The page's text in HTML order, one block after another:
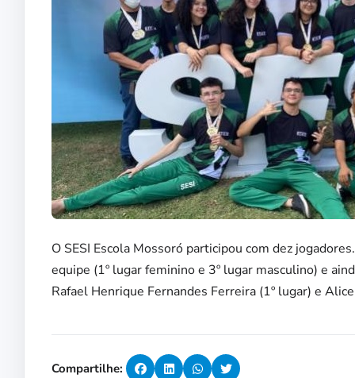
O SESI Escola Mossoró participou com dez
equipe (1º lugar feminino e 3º lugar masculino) e
Rafael Henrique Fernandes Ferreira (1º lugar) e
Compartilhe: